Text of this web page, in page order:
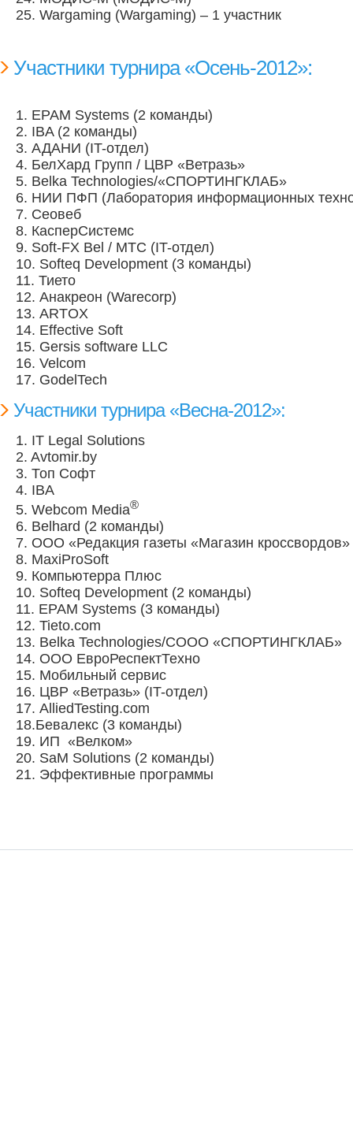
25. Wargaming (Wargaming) – 1 участник
Участники турнира «Осень-2012»:
1. EPAM Systems (2 команды)
2. IBA (2 команды)
3. АДАНИ (IT-отдел)
4. БелХард Групп / ЦВР «Ветразь»
5. Belka Technologies/«СПОРТИНГКЛАБ»
6. НИИ ПФП (Лаборатория информационных
7. Сеовеб
8. КасперСистемс
9. Soft-FX Bel / MTC (IT-отдел)
10. Softeq Development (3 команды)
11. Тието
12. Анакреон (Warecorp)
13. ARTOX
14. Effective Soft
15. Gersis software LLC
16. Velcom
17. GodelTech
Участники турнира «Весна-2012»:
1. IT Legal Solutions
2. Avtomir.by
3. Топ Софт
4. IBA
5. Webcom Media®
6. Belhard (2 команды)
7. ООО «Редакция газеты «Магазин кроссвордов»
8. MaxiProSoft
9. Компьютерра Плюс
10. Softeq Development (2 команды)
11. EPAM Systems (3 команды)
12. Tieto.com
13. Belka Technologies/СООО «СПОРТИНГКЛАБ»
14. ООО ЕвроРеспектТехно
15. Мобильный сервис
16. ЦВР «Ветразь» (IT-отдел)
17. AlliedTesting.com
18.Бевалекс (3 команды)
19. ИП «Велком»
20. SaM Solutions (2 команды)
21. Эффективные программы